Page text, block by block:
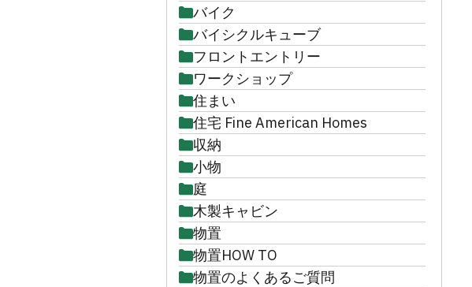
バイク
バイシクルキューブ
フロントエントリー
ワークショップ
住まい
住宅 Fine American Homes
収納
小物
庭
木製キャビン
物置
物置HOW TO
物置のよくあるご質問